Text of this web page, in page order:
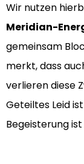
Wir nutzen
Meridian-
gemeinsam
merkt, dass
verlieren diese
Geteiltes Leid
Begeisterung